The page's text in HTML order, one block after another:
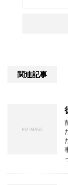
関連記事